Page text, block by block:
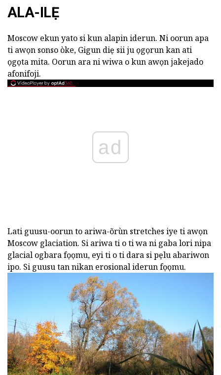
ALA-ILẸ
Moscow ekun yato si kun alapin iderun. Ni oorun apa
ti awọn sonso òke, Gigun diẹ sii ju ọgọrun kan ati
ọgọta mita. Oorun ara ni wiwa o kun awọn jakejado
afonifoji.
ad
Lati guusu-oorun to ariwa-õrùn stretches iye ti awọn
Moscow glaciation. Si ariwa ti o ti wa ni gaba lori nipa
glacial ogbara fọọmu, eyi ti o ti dara si pẹlu abariwon
ipo. Si guusu tan nikan erosional iderun fọọmu.